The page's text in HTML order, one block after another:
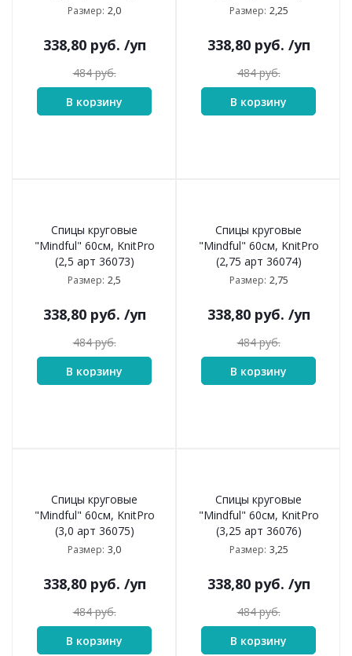
Размер: 2,0
338,80руб. /уп
484руб.
В корзину
Размер: 2,25
338,80руб. /уп
484руб.
В корзину
Спицы круговые
"Mindful" 60см, KnitPro
(2,5 арт 36073)
Размер: 2,5
338,80руб. /уп
484руб.
В корзину
Спицы круговые
"Mindful" 60см, KnitPro
(2,75 арт 36074)
Размер: 2,75
338,80руб. /уп
484руб.
В корзину
Спицы круговые
"Mindful" 60см, KnitPro
(3,0 арт 36075)
Размер: 3,0
338,80руб. /уп
484руб.
В корзину
Спицы круговые
"Mindful" 60см, KnitPro
(3,25 арт 36076)
Размер: 3,25
338,80руб. /уп
484руб.
В корзину